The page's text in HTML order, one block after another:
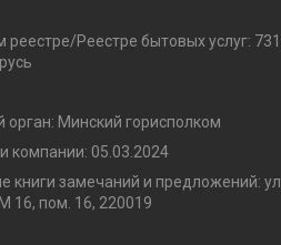
реестре/Реестре бытовых услуг:
орган: Минский горисполком
компании: 05.03.2024
книги замечаний и предложений: ул.
16, пом. 16, 220019